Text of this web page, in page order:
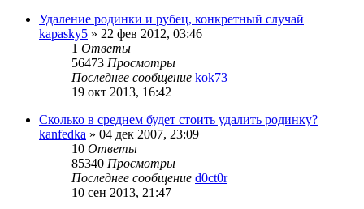
Удаление родинки и рубец, конкретный случай
kapasky5 » 22 фев 2012, 03:46
1 Ответы
56473 Просмотры
Последнее сообщение kok73
19 окт 2013, 16:42
Сколько в среднем будет стоить удалить родинку?
kanfedka » 04 дек 2007, 23:09
10 Ответы
85340 Просмотры
Последнее сообщение d0ct0r
10 сен 2013, 21:47